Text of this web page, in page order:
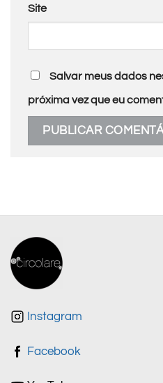
Site
Salvar meus dados
próxima vez que eu
Instagram
Facebook